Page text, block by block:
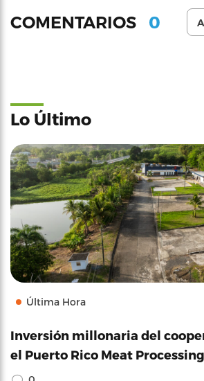
COMENTARIOS 0
Lo Último
Última Hora
Inversión millonaria del
el Puerto Rico Meat